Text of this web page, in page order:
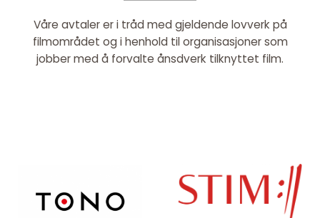
Våre avtaler er i tråd med gjeldende lovverk på
filmområdet og i henhold til organisasjoner som
jobber med å forvalte ånsdverk tilknyttet film.